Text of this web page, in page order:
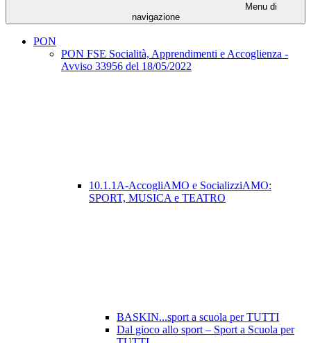
Menu di
navigazione
PON
PON FSE Socialità, Apprendimenti e Accoglienza -
Avviso 33956 del 18/05/2022
10.1.1A-AccogliAMO e SocializziAMO:
SPORT, MUSICA e TEATRO
BASKIN...sport a scuola per TUTTI
Dal gioco allo sport – Sport a Scuola per